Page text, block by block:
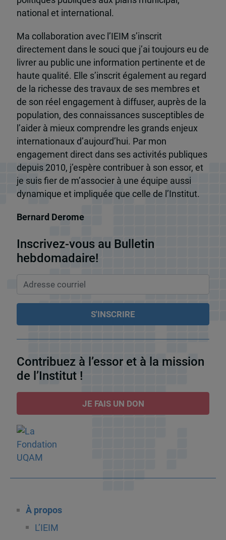
national et international.
Ma collaboration avec l’IEIM s’inscrit
directement dans le souci que j’ai toujours eu de
livrer au public une information pertinente et de
haute qualité. Elle s’inscrit également au regard
de la richesse des travaux de ses membres et
de son réel engagement à diffuser, auprès de la
population, des connaissances susceptibles de
l’aider à mieux comprendre les grands enjeux
internationaux d’aujourd’hui. Par mon
engagement direct dans ses activités publiques
depuis 2010, j’espère contribuer à son essor, et
je suis fier de m’associer à une équipe aussi
dynamique et impliquée que celle de l’Institut.
Bernard Derome
Inscrivez-vous au Bulletin
hebdomadaire!
Contribuez à l’essor et à la mission
de l’Institut !
JE FAIS UN DON
À propos
L’IEIM